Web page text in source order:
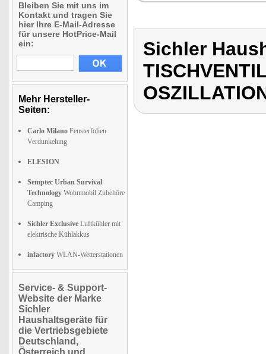
Bleiben Sie mit uns im
Kontakt und tragen Sie
hier Ihre E-Mail-Adresse
für unsere HotPrice-Mail
ein:
Mehr Hersteller-
Seiten:
Carlo Milano Fensterfolien
Verdunkelung
ELESION
Semptec Urban Survival
Technology Wohnmobil Zubehöre
Camping
Sichler Exclusive Luftkühler mit
elektrische Kühlakkus
infactory WLAN-Wetterstationen
Service- & Support-
Website der Marke
Sichler
Haushaltsgeräte für
die Vertriebsgebiete
Deutschland,
Österreich und
Sichler